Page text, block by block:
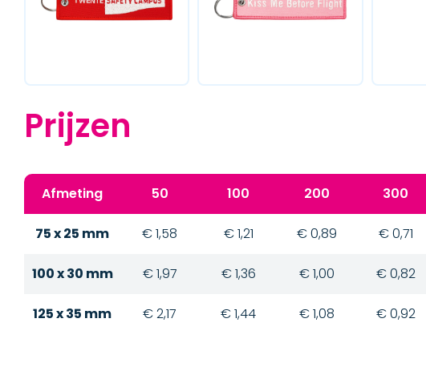
Prijzen
Afmeting 50 100 200 300
75 x 25 mm € 1,58 € 1,21 € 0,89 € 0,71
100 x 30 mm € 1,97 € 1,36 € 1,00 € 0,82
125 x 35 mm € 2,17 € 1,44 € 1,08 € 0,92